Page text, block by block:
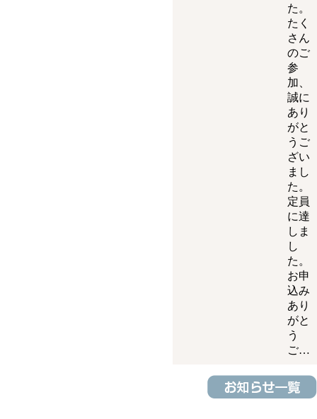
た。
たく
さん
のご
参
加、
誠に
あり
がと
うご
ざい
まし
た。
定員
に達
しま
し
た。
お申
込み
あり
がと
う
ご…